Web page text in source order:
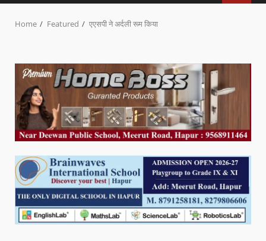
Home Featured एएसपी ने अर्दली रूम किया